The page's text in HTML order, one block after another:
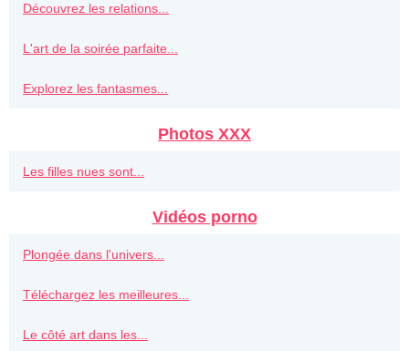
Découvrez les relations...
L'art de la soirée parfaite...
Explorez les fantasmes...
Photos XXX
Les filles nues sont...
Vidéos porno
Plongée dans l'univers...
Téléchargez les meilleures...
Le côté art dans les...